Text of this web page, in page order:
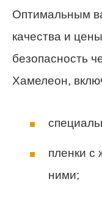
Оптимальным
качества и
безопасность
Хамелеон,
пленки с
ними;